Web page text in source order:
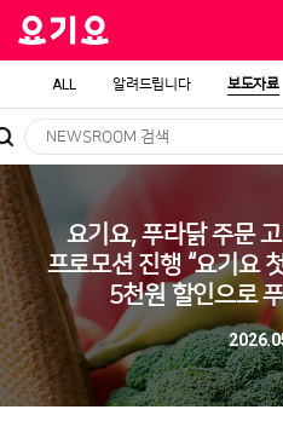
ALL 알려드립니다 보도자료
요기요, 푸라닭 주문
프로모션 진행 “요기요
5천원 할인으로